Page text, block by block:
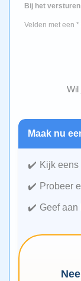
Bij het
Velden met een
Wil
Maak nu
Kijk
Probeer
Geef